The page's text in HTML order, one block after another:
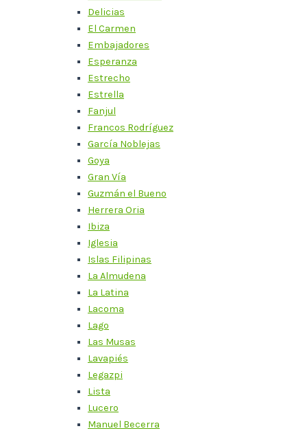
Delicias
El Carmen
Embajadores
Esperanza
Estrecho
Estrella
Fanjul
Francos Rodríguez
García Noblejas
Goya
Gran Vía
Guzmán el Bueno
Herrera Oria
Ibiza
Iglesia
Islas Filipinas
La Almudena
La Latina
Lacoma
Lago
Las Musas
Lavapiés
Legazpi
Lista
Lucero
Manuel Becerra